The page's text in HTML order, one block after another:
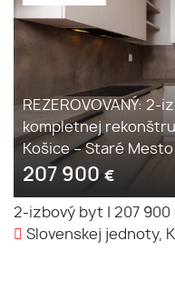
REZEROVOVANÝ: 2-
kompletnej
Košice – Staré Mesto
207 900€
2-izbový byt
207 900
Slovenskej jednoty,